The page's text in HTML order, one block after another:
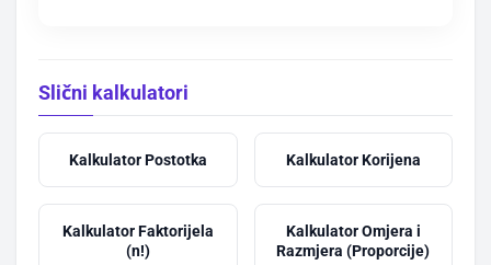
Slični kalkulatori
Kalkulator Postotka Kalkulator Korijena
Kalkulator Faktorijela
(n!)
Kalkulator Omjera i
Razmjera (Proporcije)